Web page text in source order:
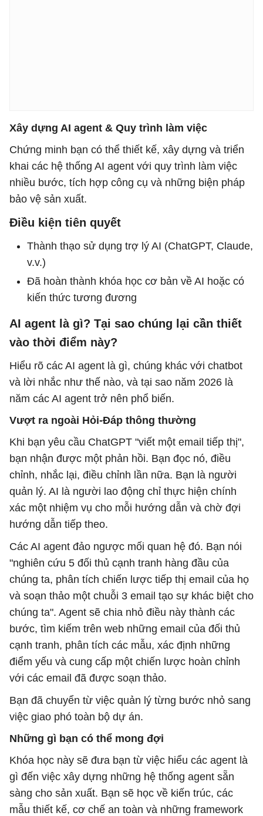
Xây dựng AI agent & Quy trình làm việc
Chứng minh bạn có thể thiết kế, xây dựng và triển
khai các hệ thống AI agent với quy trình làm việc
nhiều bước, tích hợp công cụ và những biện pháp
bảo vệ sản xuất.
Điều kiện tiên quyết
Thành thạo sử dụng trợ lý AI (ChatGPT, Claude,
v.v.)
Đã hoàn thành khóa học cơ bản về AI hoặc có
kiến ​​thức tương đương
AI agent là gì? Tại sao chúng lại cần thiết
vào thời điểm này?
Hiểu rõ các AI agent là gì, chúng khác với chatbot
và lời nhắc như thế nào, và tại sao năm 2026 là
năm các AI agent trở nên phổ biến.
Vượt ra ngoài Hỏi-Đáp thông thường
Khi bạn yêu cầu ChatGPT "viết một email tiếp thị",
bạn nhận được một phản hồi. Bạn đọc nó, điều
chỉnh, nhắc lại, điều chỉnh lần nữa. Bạn là người
quản lý. AI là người lao động chỉ thực hiện chính
xác một nhiệm vụ cho mỗi hướng dẫn và chờ đợi
hướng dẫn tiếp theo.
Các AI agent đảo ngược mối quan hệ đó. Bạn nói
"nghiên cứu 5 đối thủ cạnh tranh hàng đầu của
chúng ta, phân tích chiến lược tiếp thị email của họ
và soạn thảo một chuỗi 3 email tạo sự khác biệt cho
chúng ta". Agent sẽ chia nhỏ điều này thành các
bước, tìm kiếm trên web những email của đối thủ
cạnh tranh, phân tích các mẫu, xác định những
điểm yếu và cung cấp một chiến lược hoàn chỉnh
với các email đã được soạn thảo.
Bạn đã chuyển từ việc quản lý từng bước nhỏ sang
việc giao phó toàn bộ dự án.
Những gì bạn có thể mong đợi
Khóa học này sẽ đưa bạn từ việc hiểu các agent là
gì đến việc xây dựng những hệ thống agent sẵn
sàng cho sản xuất. Bạn sẽ học về kiến ​​trúc, các
mẫu thiết kế, cơ chế an toàn và những framework